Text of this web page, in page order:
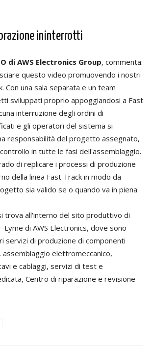
ininterrotti
di AWS Electronics Group, commenta:
questo video promuovendo i nostri
Con una sala separata e un team
sviluppati proprio appoggiandosi a Fast
interruzione degli ordini di
e gli operatori del sistema si
responsabilità del progetto assegnato,
in tutte le fasi dell'assemblaggio.
di replicare i processi di produzione
della linea Fast Track in modo da
sia valido se o quando va in piena
trova all'interno del sito produttivo di
di AWS Electronics, dove sono
servizi di produzione di componenti
assemblaggio elettromeccanico,
e cablaggi, servizi di test e
Centro di riparazione e revisione